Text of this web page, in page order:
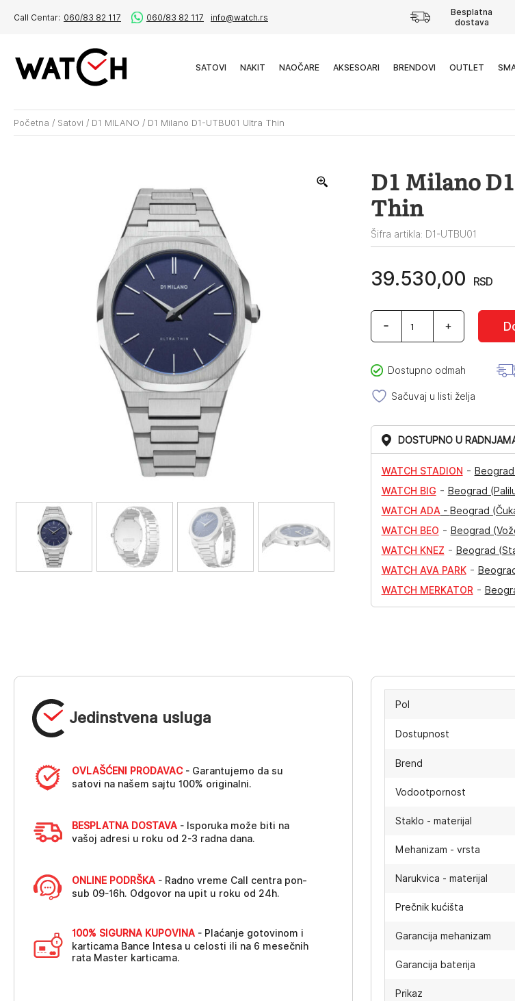
Call Centar: 060/83 82 117 060/83 82 117 info@watch.rs
Besplatna
dostava
SATOVI NAKIT NAOČARE AKSESOARI BRENDOVI OUTLET
Početna / Satovi / D1 MILANO / D1 Milano D1-UTBU01 Ultra Thin
D1 Milano
Thin
Šifra artikla: D1-UTBU01
39.530,00 RSD
D1
Milano
D1-
Ultra
količina
Dostupno odmah
Sačuvaj u listi želja
DOSTUPNO U
WATCH STADION -
WATCH BIG - Beograd
WATCH ADA - Beograd
WATCH BEO - Beograd
WATCH KNEZ - Beograd
WATCH AVA PARK-
WATCH MERKATOR-
Jedinstvena usluga
OVLAŠĆENI PRODAVAC- Garantujemo da su
satovi na našem sajtu 100% originalni.
BESPLATNA DOSTAVA - Isporuka može biti na
vašoj adresi u roku od 2-3 radna dana.
ONLINE PODRŠKA - Radno vreme Call centra pon-
sub 09-16h. Odgovor na upit u roku od 24h.
100% SIGURNA KUPOVINA - Plaćanje gotovinom i
karticama Bance Intesa u celosti ili na 6 mesečnih
rata Master karticama.
Pol
Dostupnost
Brend
Vodootpornost
Staklo - materijal
Mehanizam - vrsta
Narukvica - materijal
Prečnik kućišta
Garancija mehanizam
Garancija baterija
Prikaz